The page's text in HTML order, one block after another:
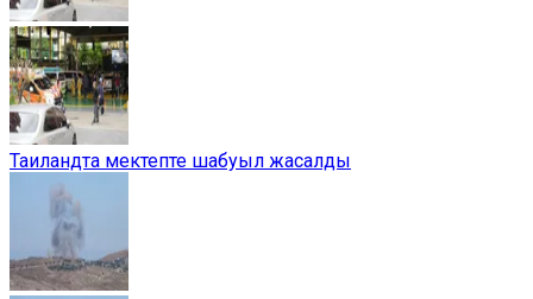
Таиландта мектепте шабуыл жасалды